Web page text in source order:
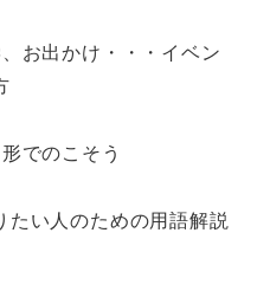
お出かけ・・・イベン
でのこそう
い人のための用語解説